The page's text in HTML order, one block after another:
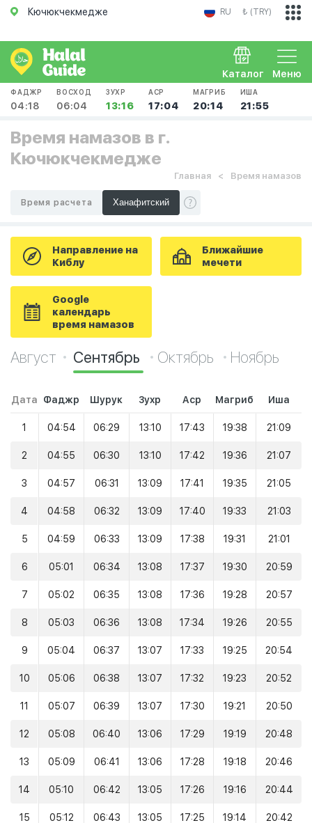
Кючюкчекмедже RU ₺ (TRY)
Меню
Каталог
ФАДЖР
04:18
ВОСХОД
06:04
ЗУХР
13:16
АСР
17:04
МАГРИБ
20:14
ИША
21:55
Время намазов в г.
Кючюкчекмедже
Главная Время намазов
Время расчета
Направление на
Киблу
Ближайшие
мечети
Google
календарь
время намазов
Август Сентябрь Октябрь Ноябрь
Дата Фаджр Шурук Зухр Аср Магриб Иша
1 04:54 06:29 13:10 17:43 19:38 21:09
2 04:55 06:30 13:10 17:42 19:36 21:07
3 04:57 06:31 13:09 17:41 19:35 21:05
4 04:58 06:32 13:09 17:40 19:33 21:03
5 04:59 06:33 13:09 17:38 19:31 21:01
6 05:01 06:34 13:08 17:37 19:30 20:59
7 05:02 06:35 13:08 17:36 19:28 20:57
8 05:03 06:36 13:08 17:34 19:26 20:55
9 05:04 06:37 13:07 17:33 19:25 20:54
10 05:06 06:38 13:07 17:32 19:23 20:52
11 05:07 06:39 13:07 17:30 19:21 20:50
12 05:08 06:40 13:06 17:29 19:19 20:48
13 05:09 06:41 13:06 17:28 19:18 20:46
14 05:10 06:42 13:05 17:26 19:16 20:44
15 05:12 06:43 13:05 17:25 19:14 20:42